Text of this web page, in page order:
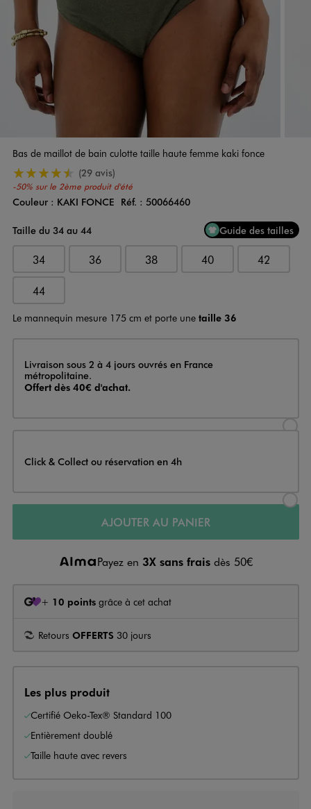
Bas de maillot de bain culotte taille haute femme kaki fonce
-50% sur le 2ème produit d'été
4.5/5 de moyenne
(29 avis)
Couleur
Couleur : KAKI FONCE Réf. : 50066460
Taille du 34 au 44
Guide des tailles
34 36 38 40 42
44
Le mannequin mesure 175 cm et porte une taille 36
Livraison
Livraison sous 2 à 4 jours ouvrés en France
métropolitaine.
Offert dès 40€ d'achat.
Click & Collect ou réservation en 4h
AJOUTER AU PANIER
Payez en 3X sans frais dès 50€
+ 10 points grâce à cet achat
Retours OFFERTS 30 jours
Les plus produit
Certifié Oeko-Tex® Standard 100
Entièrement doublé
Taille haute avec revers